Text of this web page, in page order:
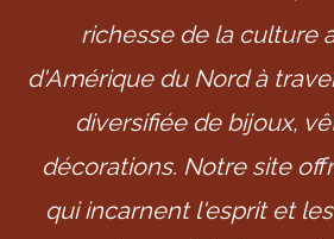
richesse de la culture
d'Amérique du Nord à
diversifiée de bijoux,
décorations. Notre site
qui incarnent l'esprit et